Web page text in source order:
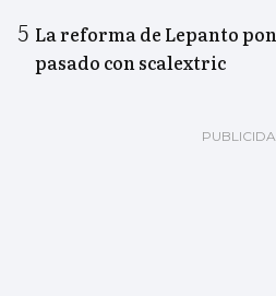
La reforma de Lepanto
pasado con scalextric